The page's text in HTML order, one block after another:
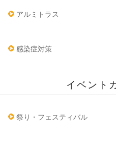
アルミトラス
感染症対策
イベント
祭り・フェスティバル